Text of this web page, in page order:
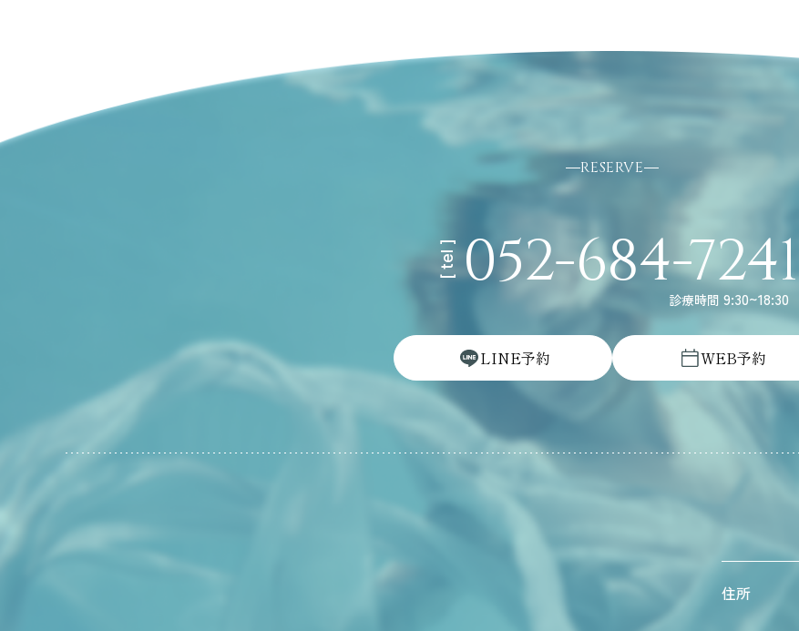
RESERVE
[ tel ] 052-684-7241
診療時間 9:30~18:30
LINE予約 WEB予約
住所